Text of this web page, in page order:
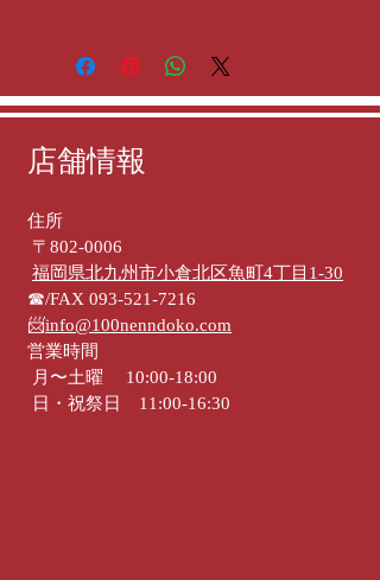
で、お客様の信頼を獲得し、安心して
ど、商品の配送に関する情報を入力し
てください。配送情報を明確にするこ
とで、お客様の信頼を獲得し、安心し
店舗情報
住所
〒802-0006
福岡県北九州市小倉北区魚町4丁目1-30
☎/FAX 093-521-7216
📨info@100nenndoko.com
営業時間
月〜土曜 10:00‐18:00
日・祝祭日 11:00‐16:30